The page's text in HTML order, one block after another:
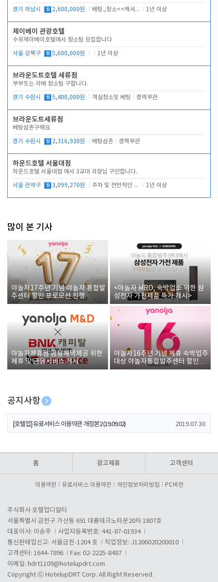
경기 하남시 월 2,600,000원 베팅.,청소<<캐셔 모셔봅니다. 1년 이상
제이베이 관광호텔
수유제이베이호텔에서 청소팀 모집합니다
서울 강북구 월 5,600,000원 1년 이상
브라운도트호텔 세류점
부부또는 자매 청소팀 구합니다.
경기 수원시 월 5,400,000원 객실청소및 베팅 경력무관
브라운도트세류점
베팅삼촌구해요
경기 수원시 월 2,316,930원 베팅삼촌 경력무관
하운드호텔 서울대점
하운드호텔 서울대점 에서 3교대 과장님 구인합니다.
서울 관악구 월 3,099,270원 주차 및 전반적인 당번업무 1년 이상
많이 본 기사
야놀자17주년 기념 야놀자 통합발
주센터 할인 프로모션 진행
<야놀자 MRO, 숙박업소 위한 삼
성전자 가전제품 특가 개시>
야놀자제휴점 금융혜택제공 위한
제휴 및 금융서비스 게시
야놀자16주년 기념 제휴 숙박업주
대상 야놀자통합발주센터 할인쿠
폰 증정
공지사항
[호텔업] 개인정보 처리방침 개정본1 (19.09.02)
[호텔업] 유료서비스 이용약관 개정본2 (19.09.02) 2019.07.30
홈 광고제휴 고객센터
이용약관 유료서비스 이용약관 개인정보처리방침 PC버전
주식회사 호텔업디알티
서울특별시 금천구 가산동 691 대륭테크노타운20차 1807호
대표이사: 이송주
사업자등록번호: 441-87-01934
통신판매업신고: 서울금천-1204 호
직업정보: J1206020200010
고객센터: 1644-7896
Fax: 02-2225-8487
이메일: hdrt1109@hotelupdrt.com
Copyright ⓒ HotelupDRT Corp. All Right Reserved.